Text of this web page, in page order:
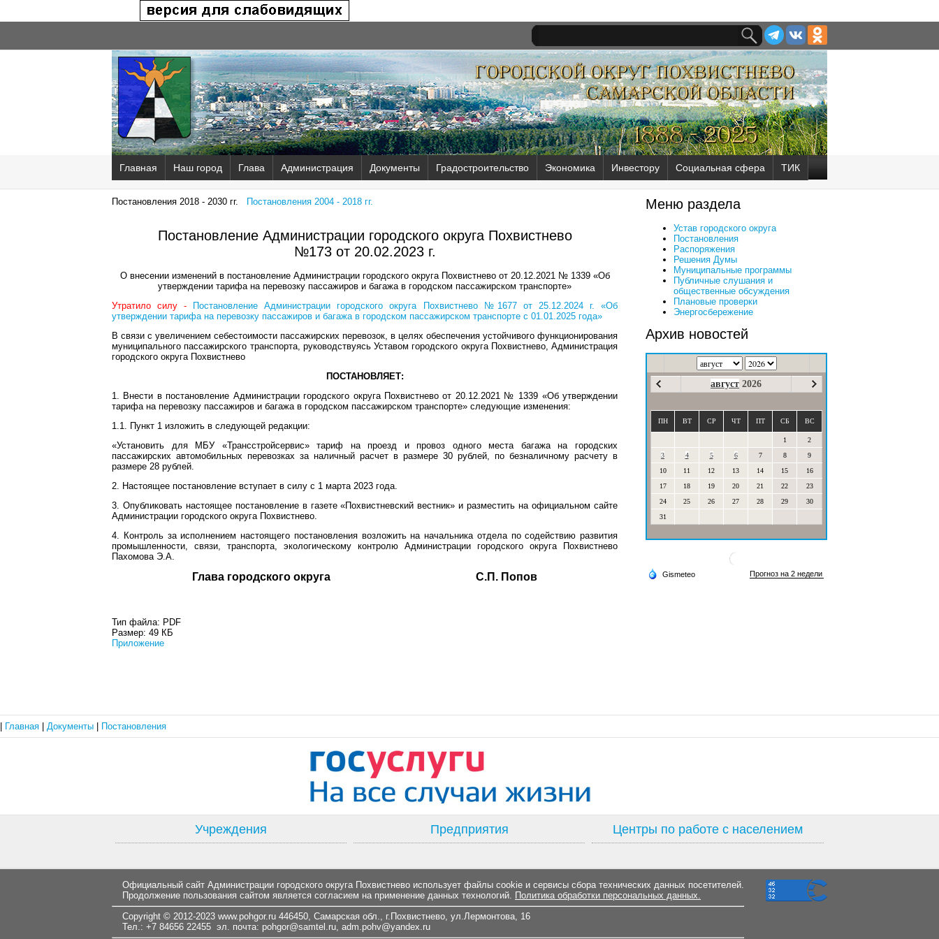
Главная Наш город Глава Администрация Документы Градостроительство Экономика Инвестору Социальная сфера ТИК
Постановления 2018 - 2030 гг. Постановления 2004 - 2018 гг.
Постановление Администрации городского округа Похвистнево
№173 от 20.02.2023 г.
О внесении изменений в постановление Администрации городского округа Похвистнево от 20.12.2021 № 1339 «Об
утверждении тарифа на перевозку пассажиров и багажа в городском пассажирском транспорте»
Утратило силу -
Постановление Администрации городского округа Похвистнево №1677 от 25.12.2024 г. «Об
утверждении тарифа на перевозку пассажиров и багажа в городском пассажирском транспорте с 01.01.2025 года»
В связи с увеличением себестоимости пассажирских перевозок, в целях обеспечения устойчивого функционирования
муниципального пассажирского транспорта, руководствуясь Уставом городского округа Похвистнево, Администрация
городского округа Похвистнево
ПОСТАНОВЛЯЕТ:
1. Внести в постановление Администрации городского округа Похвистнево от 20.12.2021 № 1339 «Об утверждении
тарифа на перевозку пассажиров и багажа в городском пассажирском транспорте» следующие изменения:
1.1. Пункт 1 изложить в следующей редакции:
«Установить для МБУ «Трансстройсервис» тариф на проезд и провоз одного места багажа на городских
пассажирских автомобильных перевозках за наличный расчет в размере 30 рублей, по безналичному расчету в
размере 28 рублей.
2. Настоящее постановление вступает в силу с 1 марта 2023 года.
3. Опубликовать настоящее постановление в газете «Похвистневский вестник» и разместить на официальном сайте
Администрации городского округа Похвистнево.
4. Контроль за исполнением настоящего постановления возложить на начальника отдела по содействию развития
промышленности, связи, транспорта, экологическому контролю Администрации городского округа Похвистнево
Пахомова Э.А.
Глава городского округа С.П. Попов
Тип файла: PDF
Размер: 49 КБ
Приложение
Меню раздела
Устав городского округа
Постановления
Распоряжения
Решения Думы
Муниципальные программы
Публичные слушания и
общественные обсуждения
Плановые проверки
Энергосбережение
Архив новостей
август 2026
ПН ВТ СР ЧТ ПТ СБ ВС
1
2
3
4 5 6 7 8
9
10
11 12 13 14 15
16
17
18 19 20 21 22
23
24
25 26 27 28 29
30
31
Главная Документы Постановления
Учреждения Предприятия Центры по работе с населением
Официальный сайт Администрации городского округа Похвистнево использует файлы cookie и сервисы сбора технических данных посетителей.
Продолжение пользования сайтом является согласием на применение данных технологий. Политика обработки персональных данных.
Copyright © 2012-2023 www.pohgor.ru 446450, Самарская обл., г.Похвистнево, ул.Лермонтова, 16
Тел.: +7 84656 22455 эл. почта: pohgor@samtel.ru, adm.pohv@yandex.ru